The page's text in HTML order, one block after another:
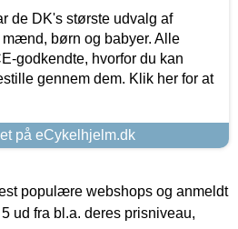
de DK's største udvalg af
børn og babyer. Alle
godkendte, hvorfor du kan
gennem dem. Klik her for at
på eCykelhjelm.dk
populære webshops og anmeldt
ud fra bl.a. deres prisniveau,